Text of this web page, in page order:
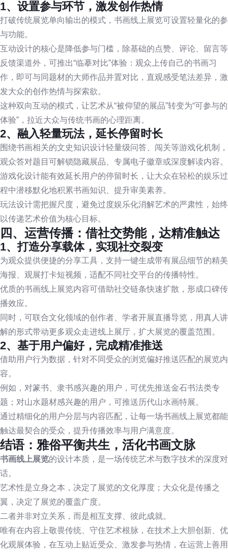
1、设置参与环节，激发创作热情
打破传统展览单向输出的模式，书画线上展览可设置轻量化的参
与功能。
互动设计的核心是降低参与门槛，除基础的点赞、评论、留言等
反馈渠道外，可推出“临摹对比”体验：观众上传自己的书画习
作，即可与同题材的大师作品并置对比，直观感受笔法差异，激
发大众的创作热情与探索欲。
这种双向互动的模式，让艺术从“被仰望的展品”转变为“可参与的
体验”，拉近大众与传统书画的心理距离。
2、融入轻量玩法，延长停留时长
围绕书画相关的文史知识设计轻量级问答、闯关等游戏化机制，
观众答对题目可解锁隐藏展品、专属电子徽章或深度解读内容。
游戏化设计能有效延长用户的停留时长，让大众在轻松的娱乐过
程中潜移默化地积累书画知识、提升审美素养。
玩法设计需把握尺度，避免过度娱乐化消解艺术的严肃性，始终
以传递艺术价值为核心目标。
四、运营传播：借社交势能，达精准触达
1、打造分享载体，实现社交裂变
为观众提供便捷的分享工具，支持一键生成带有展品细节的精美
海报、观展打卡短视频，适配不同社交平台的传播特性。
优质的书画线上展览内容可借助社交链条快速扩散，形成口碑传
播效应。
同时，可联合文化领域的创作者、学者开展直播导览，用真人讲
解的形式带动更多观众走进线上展厅，扩大展览的覆盖范围。
2、基于用户偏好，完成精准推送
借助用户行为数据，针对不同受众的浏览偏好推送匹配的展览内
容。
例如，对篆书、隶书感兴趣的用户，可优先推送金石书法类专
题；对山水题材感兴趣的用户，可推送历代山水画特展。
通过精细化的用户分层与内容匹配，让每一场书画线上展览都能
触达最契合的受众，提升传播效率与用户满意度。
结语：雅俗平衡共生，活化书画文脉
书画线上展览的设计本质，是一场传统艺术与数字技术的深度对
话。
艺术性是立身之本，决定了展览的文化厚度；大众化是传播之
翼，决定了展览的覆盖广度。
二者并非对立关系，而是相互支撑、彼此成就。
唯有在内容上敬畏传统、守住艺术根脉，在技术上大胆创新、优
化观展体验，在互动上贴近受众、激发参与热情，在运营上善用